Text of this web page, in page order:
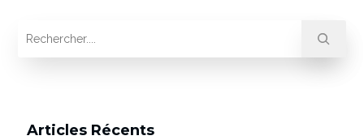
Articles Récents